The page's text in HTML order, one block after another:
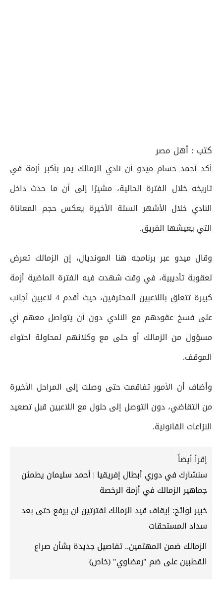
كتب : أهل مصر
أكد أحمد حسام ميدو أن نادي الزمالك يمر بأكبر أزمة في
تاريخه خلال الفترة الحالية، مشيرًا إلى أن ما حدث داخل
النادي خلال الأشهر الستة الأخيرة يعكس حجم المعاناة
التي يعيشها الفريق.
وقال ميدو عبر برنامجه هنا المونديال، إن الزمالك تعرض
لعقوبة تأديبية، في وقت شهدت فيه الفترة الماضية أزمة
كبيرة تتعلق باللاعبين المحترفين، حيث أقدم 4 لاعبين أجانب
على فسخ عقودهم مع النادي دون أن يتواصل معهم أي
مسؤول من الزمالك أو حتى مع وكلائهم لمحاولة احتواء
الموقف.
وأضاف أن الأمور تفاقمت حتى وصلت إلى المراحل الأخيرة
من التقاضي، دون التوصل إلى حلول مع اللاعبين قبل تصعيد
النزاعات القانونية.
إقرأ أيضاً
سنشارك في دوري أبطال إفريقيا | أحمد سليمان يطمئن
جماهير الزمالك في أزمة الرخصة
خبير لوائح: إيقاف قيد الزمالك لفترتين لن يرفع حتى بعد
سداد المستحقات
الزمالك ضمن المهتمين.. تفاصيل جديدة بشأن صراع
القطبين على ضم "رمضاوي" (خاص)